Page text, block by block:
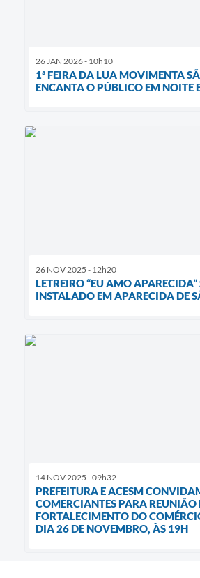
26 JAN 2026 - 10h10
1ª FEIRA DA LUA MOVIMENTA
ENCANTA O PÚBLICO EM NOITE
26 NOV 2025 - 12h20
LETREIRO “EU AMO APARECIDA”
INSTALADO EM APARECIDA DE
14 NOV 2025 - 09h32
PREFEITURA E ACESM
COMERCIANTES PARA REUNIÃO
FORTALECIMENTO DO
DIA 26 DE NOVEMBRO, ÀS 19H